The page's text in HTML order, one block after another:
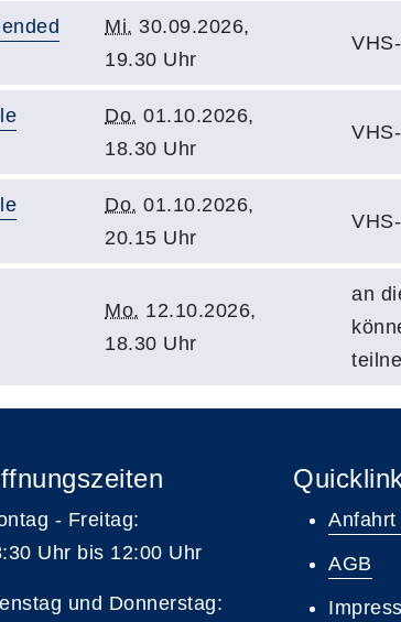
Mi. 30.09.2026,
19.30 Uhr
Do. 01.10.2026,
18.30 Uhr
Do. 01.10.2026,
20.15 Uhr
Mo. 12.10.2026,
18.30 Uhr
an
- Freitag:
Uhr bis 12:00 Uhr
und Donnerstag:
Anfahrt
AGB